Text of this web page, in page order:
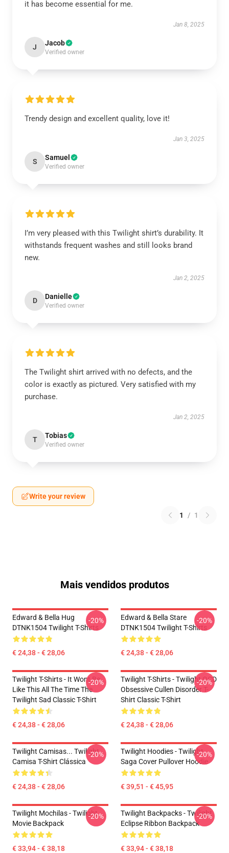
it has become essential for me.
Jan 8, 2025
J Jacob
Verified owner
Trendy design and excellent quality, love it!
Jan 3, 2025
S Samuel
Verified owner
I’m very pleased with this Twilight shirt’s durability. It
withstands frequent washes and still looks brand
new.
Jan 2, 2025
D Danielle
Verified owner
The Twilight shirt arrived with no defects, and the
color is exactly as pictured. Very satisfied with my
purchase.
Jan 2, 2025
T Tobias
Verified owner
Write your review
1 / 1
Mais vendidos produtos
Edward & Bella Hug
DTNK1504 Twilight T-Shirts
€ 24,38 - € 28,06
-20%
Edward & Bella Stare
DTNK1504 Twilight T-Shirts
€ 24,38 - € 28,06
-20%
Twilight T-Shirts - It Wont Be
Like This All The Time The
Twilight Sad Classic T-Shirt
€ 24,38 - € 28,06
-20%
Twilight T-Shirts - Twilight OCD
Obsessive Cullen Disorder T-
Shirt Classic T-Shirt
€ 24,38 - € 28,06
-20%
Twilight Camisas... Twilight
Camisa T-Shirt Clássica
€ 24,38 - € 28,06
-20%
Twilight Hoodies - Twilight
Saga Cover Pullover Hoodie
€ 39,51 - € 45,95
-20%
Twilight Mochilas - Twilight
Movie Backpack
€ 33,94 - € 38,18
-20%
Twilight Backpacks - Twilight
Eclipse Ribbon Backpack
€ 33,94 - € 38,18
-20%